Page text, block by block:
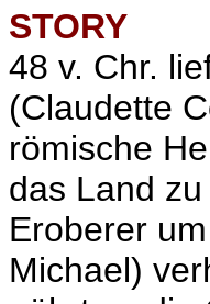
STORY
48 v. Chr.
(Claudette
römische
das Land
Eroberer
Michael)